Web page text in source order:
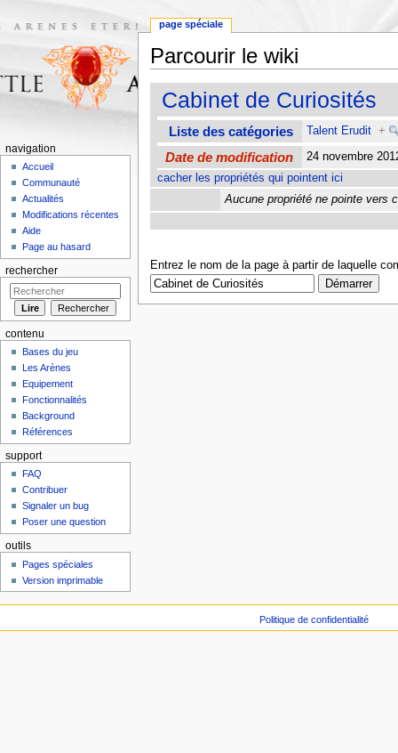
Parcourir le wiki
Cabinet de Curiosités
Liste des catégories Talent Erudit +
Date de modification
24 novembre
cacher les propriétés qui pointent ici
Aucune propriété ne pointe vers
Entrez le nom de la page à partir de laquelle
page spéciale
navigation
Accueil
Communauté
Actualités
Modifications récentes
Aide
Page au hasard
rechercher
contenu
Bases du jeu
Les Arènes
Equipement
Fonctionnalités
Background
Références
support
FAQ
Contribuer
Signaler un bug
Poser une question
outils
Pages spéciales
Version imprimable
Politique de confidentialité